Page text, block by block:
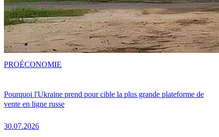
Pourquoi l'Ukraine prend pour cible la plus grande plateforme de
vente en ligne russe
30.07.2026
PROÉCONOMIE